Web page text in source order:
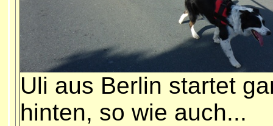
Uli aus Berlin startet
hinten, so wie auch...